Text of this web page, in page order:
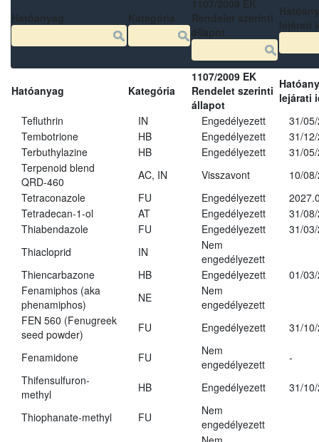
Hatóanyag Kategória
1107/2009 EK
Rendelet szerinti
állapot
lejárati
Tefluthrin
IN Engedélyezett
31/
Tembotrione
HB Engedélyezett
31/
Terbuthylazine
HB Engedélyezett
31/
Terpenoid blend
QRD-460
AC, IN Visszavont
10/
Tetraconazole
FU Engedélyezett
Tetradecan-1-ol
AT Engedélyezett
31/
Thiabendazole
FU Engedélyezett
31/
Thiacloprid
IN
Nem
engedélyezett
Thiencarbazone
HB Engedélyezett
01/
Fenamiphos (aka
phenamiphos)
NE
Nem
engedélyezett
FEN 560 (Fenugreek
seed powder)
FU Engedélyezett 31/
Fenamidone FU
Nem
engedélyezett
-
Thifensulfuron-
methyl
HB Engedélyezett 31/
Thiophanate-methyl FU
Nem
engedélyezett